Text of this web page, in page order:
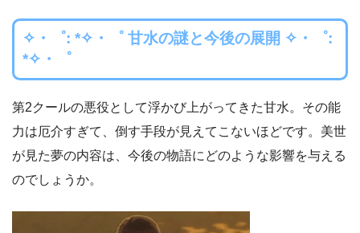
✧・゜: *✧・゜ 甘水の謎と今後の展開 ✧・゜:
*✧・゜
第2クールの悪役として浮かび上がってきた甘水。その能
力は厄介すぎて、倒す手段が見えてこないほどです。美世
が見た夢の内容は、今後の物語にどのような影響を与える
のでしょうか。